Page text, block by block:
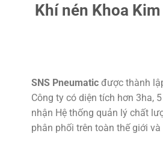
Khí nén Khoa
SNS Pneumatic được thành
Công ty có diện tích hơn 3ha,
nhận Hệ thống quản lý chất
phân phối trên toàn thế giới